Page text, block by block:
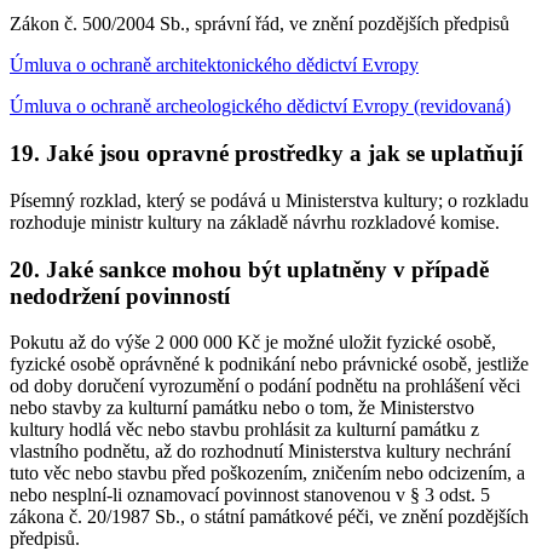
Zákon č. 500/2004 Sb., správní řád, ve znění pozdějších předpisů
Úmluva o ochraně architektonického dědictví Evropy
Úmluva o ochraně archeologického dědictví Evropy (revidovaná)
19. Jaké jsou opravné prostředky a jak se uplatňují
Písemný rozklad, který se podává u Ministerstva kultury; o rozkladu
rozhoduje ministr kultury na základě návrhu rozkladové komise.
20. Jaké sankce mohou být uplatněny v případě
nedodržení povinností
Pokutu až do výše 2 000 000 Kč je možné uložit fyzické osobě,
fyzické osobě oprávněné k podnikání nebo právnické osobě, jestliže
od doby doručení vyrozumění o podání podnětu na prohlášení věci
nebo stavby za kulturní památku nebo o tom, že Ministerstvo
kultury hodlá věc nebo stavbu prohlásit za kulturní památku z
vlastního podnětu, až do rozhodnutí Ministerstva kultury nechrání
tuto věc nebo stavbu před poškozením, zničením nebo odcizením, a
nebo nesplní-li oznamovací povinnost stanovenou v § 3 odst. 5
zákona č. 20/1987 Sb., o státní památkové péči, ve znění pozdějších
předpisů.